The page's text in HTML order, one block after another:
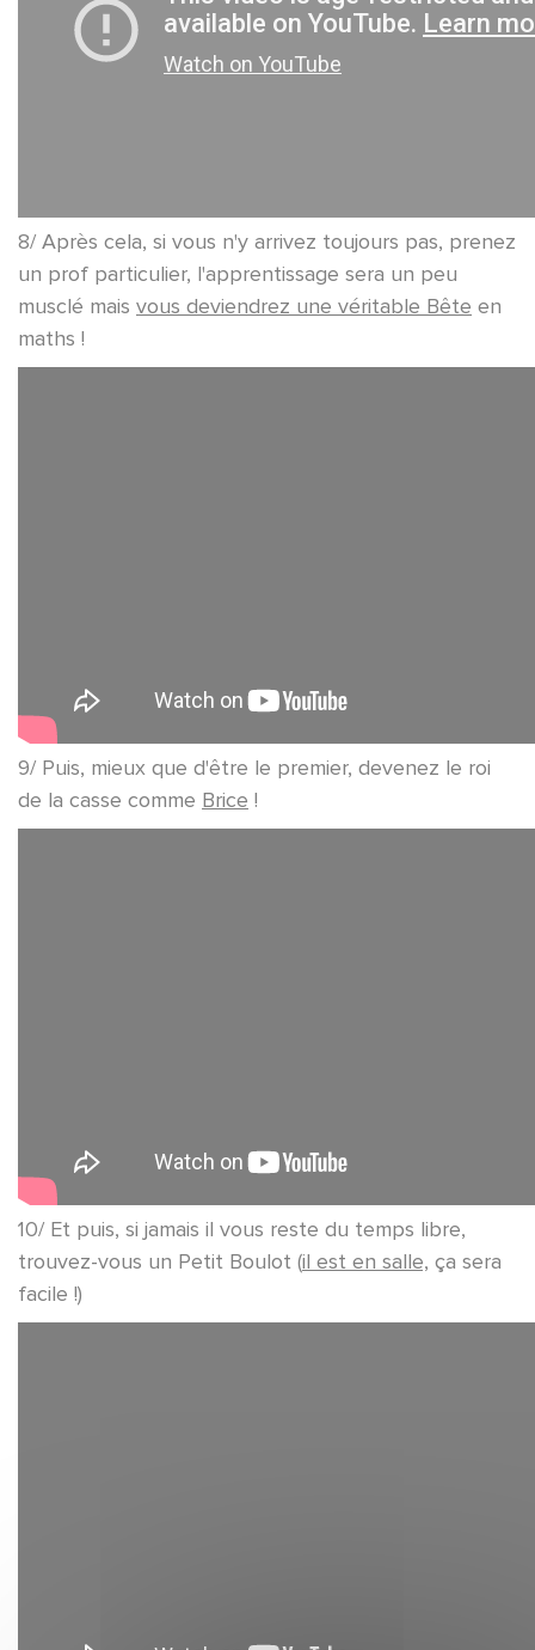
8/ Après cela, si vous n'y arrivez toujours pas, prenez
un prof particulier, l'apprentissage sera un peu
musclé mais vous deviendrez une véritable Bête en
maths !
9/ Puis, mieux que d'être le premier, devenez le roi
de la casse comme Brice !
10/ Et puis, si jamais il vous reste du temps libre,
trouvez-vous un Petit Boulot (il est en salle, ça sera
facile !)